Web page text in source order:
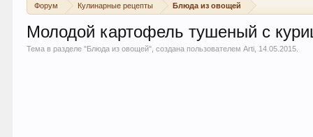
Форум Кулинарные рецепты Блюда из овощей
Молодой картофель тушеный с
Тема в разделе "Блюда из овощей", создана пользователемArti 14.05.2015